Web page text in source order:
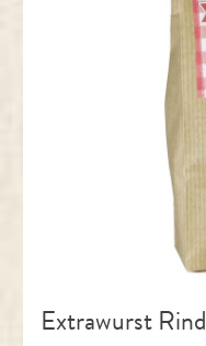
Extrawurst Rind